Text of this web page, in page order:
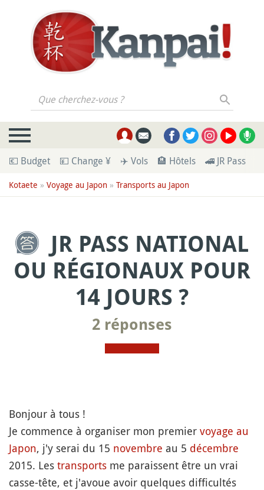
Que cherchez-vous ?
💶 Budget 💴 Change ¥ ✈️ Vols 🏨 Hôtels 🚄 JR Pass
Kotaete » Voyage au Japon » Transports au Japon
JR PASS NATIONAL
OU RÉGIONAUX POUR
14 JOURS ?
2 réponses
Bonjour à tous !
Je commence à organiser mon premier voyage au
Japon, j'y serai du 15 novembre au 5 décembre
2015. Les transports me paraissent être un vrai
casse-tête, et j'avoue avoir quelques difficultés